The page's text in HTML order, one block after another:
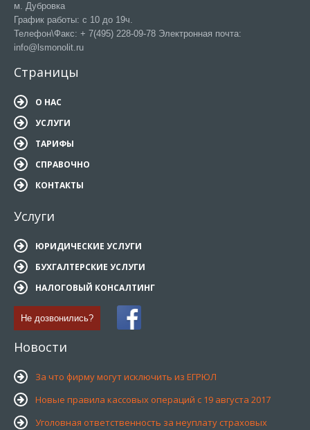
м. Дубровка
График работы: с 10 до 19ч.
Телефон\Факс: + 7(495) 228-09-78 Электронная почта:
info@lsmonolit.ru
Страницы
О НАС
УСЛУГИ
ТАРИФЫ
СПРАВОЧНО
КОНТАКТЫ
Услуги
ЮРИДИЧЕСКИЕ УСЛУГИ
БУХГАЛТЕРСКИЕ УСЛУГИ
НАЛОГОВЫЙ КОНСАЛТИНГ
Не дозвонились?
Новости
За что фирму могут исключить из ЕГРЮЛ
Новые правила кассовых операций с 19 августа 2017
Уголовная ответственность за неуплату страховых